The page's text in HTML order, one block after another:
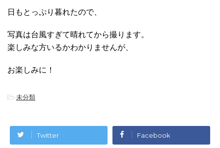
日もとっぷり暮れたので、
写真は台風すぎて晴れてから撮ります。
楽しみな方いるかわかりませんが、
お楽しみに！
-未分類
Twitter Facebook